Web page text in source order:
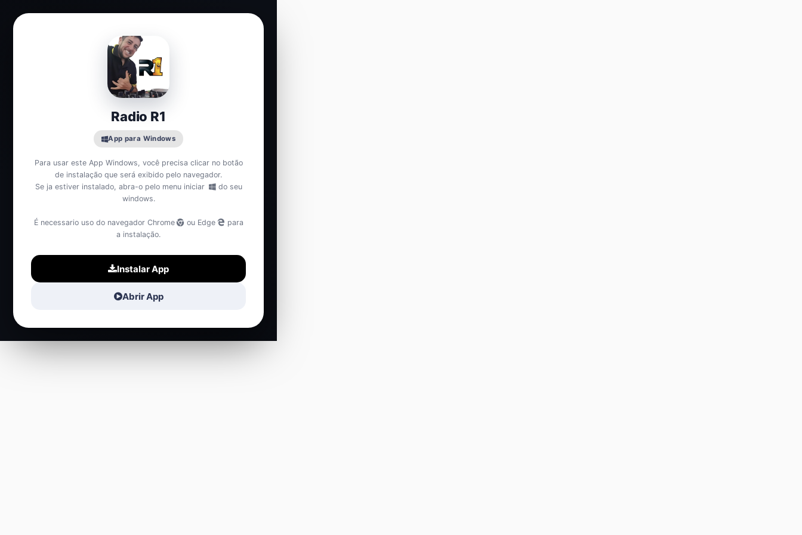
Radio R1
App para Windows
Para usar este App Windows, você precisa clicar no botão
de instalação que será exibido pelo navegador.
Se ja estiver instalado, abra-o pelo menu iniciar
do seu
windows.
É necessario uso do navegador Chrome ou Edge
para
a instalação.
Instalar App
Abrir App